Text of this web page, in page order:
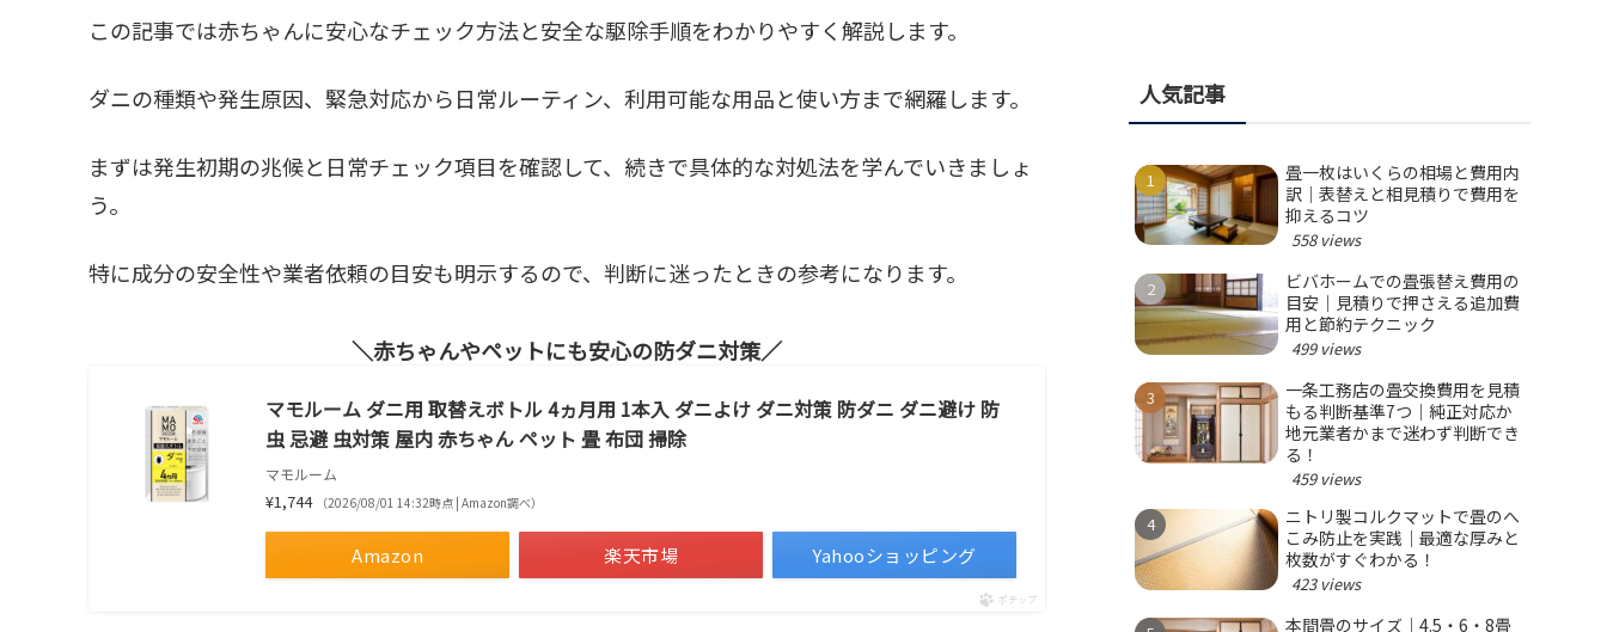
この記事では赤ちゃんに安心なチェック方法と安全な駆除手順をわかりやすく解説します。
ダニの種類や発生原因、緊急対応から日常ルーティン、利用可能な用品と使い方まで網羅します。
まずは発生初期の兆候と日常チェック項目を確認して、続きで具体的な対処法を学んでいきましょ
う。
特に成分の安全性や業者依頼の目安も明示するので、判断に迷ったときの参考になります。
赤ちゃんやペットにも安心の防ダニ対策
マモルーム ダニ用 取替えボトル 4ヵ月用 1本入 ダニよけ ダニ対策 防ダニ ダニ避け 防
虫 忌避 虫対策 屋内 赤ちゃん ペット 畳 布団 掃除
マモルーム
¥1,744 （2026/08/01 14:32時点 | Amazon調べ）
Amazon 楽天市場 Yahooショッピング
ポチップ
人気記事
畳一枚はいくらの相場と費用内
訳｜表替えと相見積りで費用を
抑えるコツ
558 views
ビバホームでの畳張替え費用の
目安｜見積りで押さえる追加費
用と節約テクニック
499 views
一条工務店の畳交換費用を見積
もる判断基準7つ｜純正対応か
地元業者かまで迷わず判断でき
る！
459 views
ニトリ製コルクマットで畳のへ
こみ防止を実践｜最適な厚みと
枚数がすぐわかる！
423 views
本間畳のサイズ｜4.5・6・8畳